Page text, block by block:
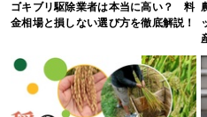
ゴキブリ駆除業者は本当に高い？ 料
金相場と損しない選び方を徹底解説！